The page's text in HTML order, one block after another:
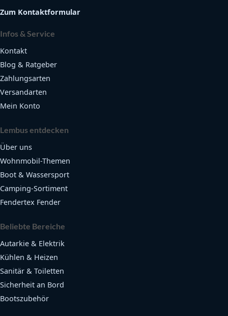
Zum Kontaktformular
Infos & Service
Kontakt
Blog & Ratgeber
Zahlungsarten
Versandarten
Mein Konto
Lembus entdecken
Über uns
Wohnmobil-Themen
Boot & Wassersport
Camping-Sortiment
Fendertex Fender
Beliebte Bereiche
Autarkie & Elektrik
Kühlen & Heizen
Sanitär & Toiletten
Sicherheit an Bord
Bootszubehör